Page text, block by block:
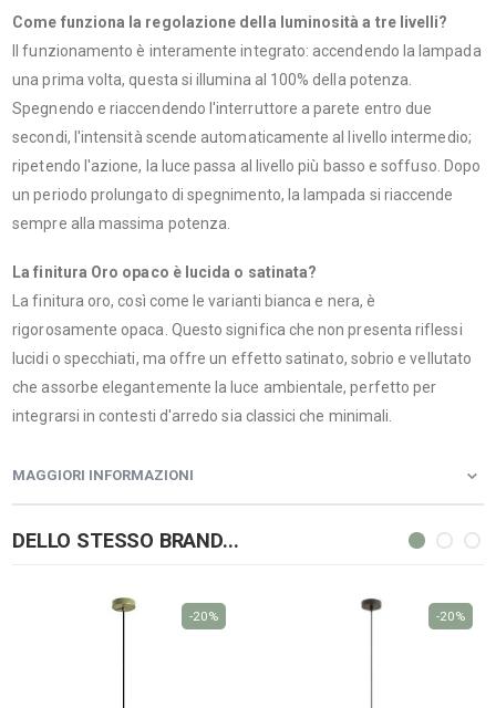
Come funziona la regolazione della luminosità a tre livelli?
Il funzionamento è interamente integrato: accendendo la lampada
una prima volta, questa si illumina al 100% della potenza.
Spegnendo e riaccendendo l'interruttore a parete entro due
secondi, l'intensità scende automaticamente al livello intermedio;
ripetendo l'azione, la luce passa al livello più basso e soffuso. Dopo
un periodo prolungato di spegnimento, la lampada si riaccende
sempre alla massima potenza.
La finitura Oro opaco è lucida o satinata?
La finitura oro, così come le varianti bianca e nera, è
rigorosamente opaca. Questo significa che non presenta riflessi
lucidi o specchiati, ma offre un effetto satinato, sobrio e vellutato
che assorbe elegantemente la luce ambientale, perfetto per
integrarsi in contesti d'arredo sia classici che minimali.
MAGGIORI INFORMAZIONI
DELLO STESSO BRAND...
-20% -20%